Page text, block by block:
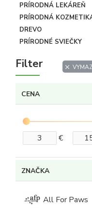
PRÍRODNÁ LEKÁREŇ
PRÍRODNÁ
DREVO
PRÍRODNÉ SVIEČKY
Filter
CENA
€
ZNAČKA
All For Paws